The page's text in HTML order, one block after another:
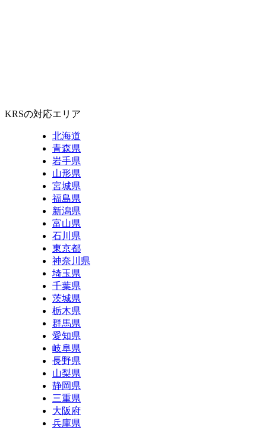
KRSの対応エリア
北海道
青森県
岩手県
山形県
宮城県
福島県
新潟県
富山県
石川県
東京都
神奈川県
埼玉県
千葉県
茨城県
栃木県
群馬県
愛知県
岐阜県
長野県
山梨県
静岡県
三重県
大阪府
兵庫県